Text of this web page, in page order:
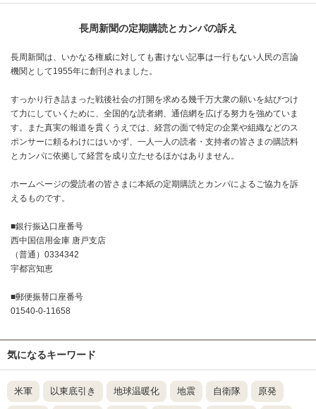
長周新聞の定期購読とカンパの訴え
長周新聞は、いかなる権威に対しても書けない記事は一行もない人民の言論
機関として1955年に創刊されました。
すっかり行き詰まった戦後社会の打開を求める幾千万大衆の願いを結びつけ
て力にしていくために、全国的な読者網、通信網を広げる努力を強めていま
す。また真実の報道を貫くうえでは、経営の面で特定の企業や組織などのス
ポンサーに頼るわけにはいかず、一人一人の読者・支持者の皆さまの購読料
とカンパに依拠して経営を成り立たせるほかはありません。
ホームページの愛読者の皆さまに本紙の定期購読とカンパによるご協力を訴
えるものです。
■銀行振込口座番号
西中国信用金庫 唐戸支店
（普通）0334342
宇都宮知恵
■郵便振替口座番号
01540-0-11658
気になるキーワード
米軍 以東底引き 地球温暖化 地震 自衛隊 原発